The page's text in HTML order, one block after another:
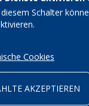
Schalter
Cookies
AKZEPTIEREN